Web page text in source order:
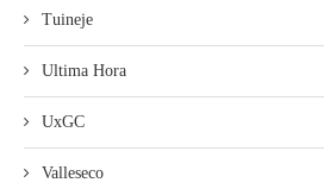
Tuineje
Ultima Hora
UxGC
Valleseco